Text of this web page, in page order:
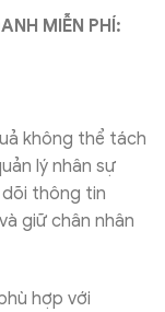
MIỄN PHÍ:
không thể tách
lý nhân sự
thông tin
giữ chân nhân
hợp với